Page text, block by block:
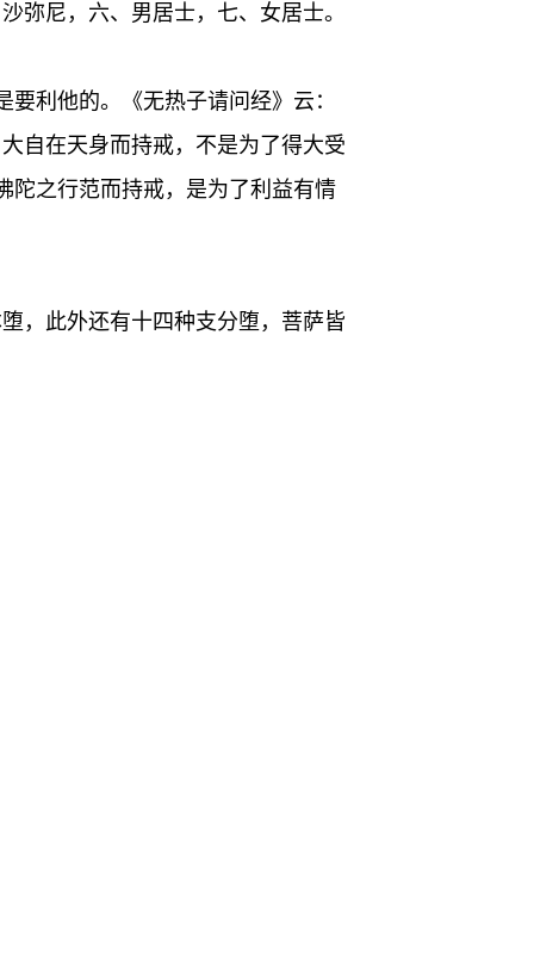
弥尼，六、男居士，七、女居士。
利他的。《无热子请问经》云：
自在天身而持戒，不是为了得大受
陀之行范而持戒，是为了利益有情
，此外还有十四种支分堕，菩萨皆